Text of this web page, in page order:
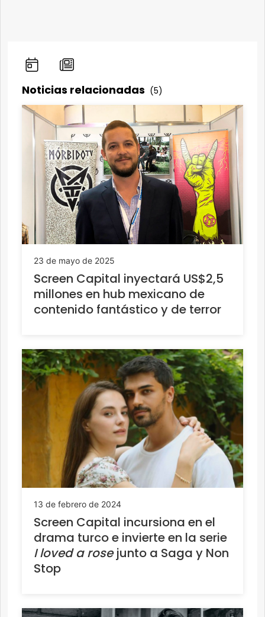
Noticias relacionadas (5)
23 de mayo de 2025
Screen Capital inyectará US$2,5
millones en hub mexicano de
contenido fantástico y de terror
13 de febrero de 2024
Screen Capital incursiona en el
drama turco e invierte en la serie
I loved a rosejunto a Saga y Non
Stop